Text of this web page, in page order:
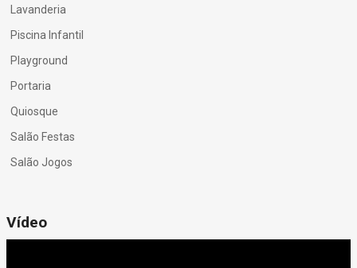
Lavanderia
Piscina Infantil
Playground
Portaria
Quiosque
Salão Festas
Salão Jogos
Vídeo